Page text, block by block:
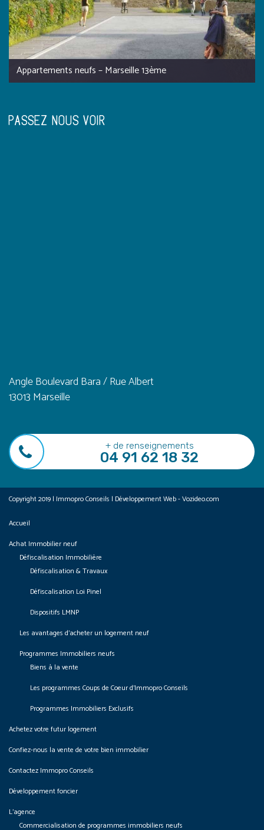
Appartements neufs – Marseille 13ème
PASSEZ NOUS VOIR
Angle Boulevard Bara / Rue Albert
13013 Marseille
+ de renseignements
04 91 62 18 32
Copyright 2019 | Immopro Conseils | Développement Web - Vozideo.com
Accueil
Achat Immobilier neuf
Défiscalisation Immobilière
Défiscalisation & Travaux
Défiscalisation Loi Pinel
Dispositifs LMNP
Les avantages d’acheter un logement neuf
Programmes Immobiliers neufs
Biens à la vente
Les programmes Coups de Coeur d’Immopro Conseils
Programmes Immobiliers Exclusifs
Achetez votre futur logement
Confiez-nous la vente de votre bien immobilier
Contactez Immopro Conseils
Développement foncier
L’agence
Commercialisation de programmes immobiliers neufs